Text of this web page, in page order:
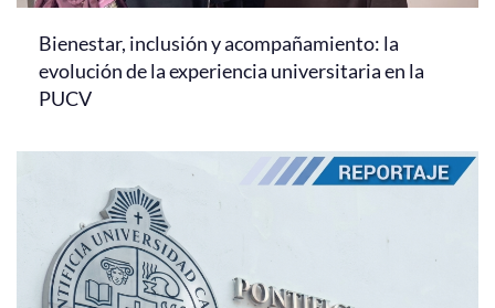
Bienestar, inclusión y acompañamiento: la
evolución de la experiencia universitaria en la
PUCV